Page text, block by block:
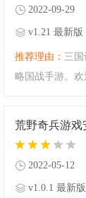
2022-09-29
v1.21 最新版
推荐理由： 三
略国战手游。
此，更有充满
荒野奇兵游戏
2022-05-12
v1.0.1 最新版